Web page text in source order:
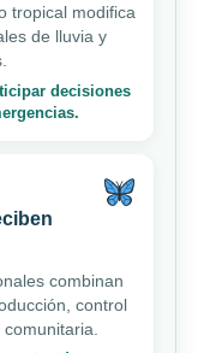
tropical modifica
de lluvia y
decisiones
combinan
control